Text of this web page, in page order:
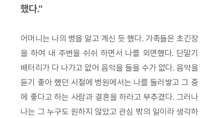
했다."
어머니는 나의 병을 알고 계신 듯 했다. 가족들은 초긴장
을 하여 내 주변을 쉬쉬 하면서 나를 외면했다. 단말기
배터리가 다 나가고 없어 음악을 들을 수가 없다. 음악을
듣기 좋아 했던 시절에 병원에서는 나를 둘러쌓고 그 중
에 좋다고 하는 사람과 결혼을 하라고 부추겼다. 그러나
나는 그 누구도 원하지 않았고 관심 밖의 일이라 생각하